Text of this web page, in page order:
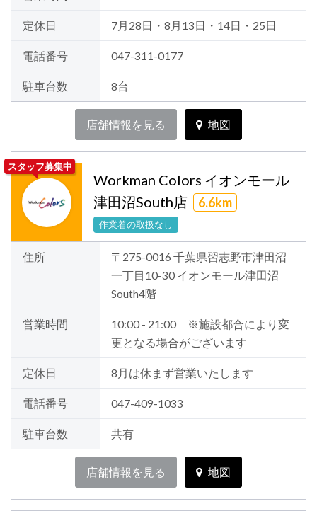
定休日 7月28日・8月13日・14日・25日
電話番号 047-311-0177
駐車台数 8台
店舗情報を見る 地図
スタッフ募集中
Workman Colors イオンモール
津田沼South店
6.6km
作業着の取扱なし
住所
〒275-0016 千葉県習志野市津田沼
一丁目10-30 イオンモール津田沼
South4階
営業時間
10:00 - 21:00 ※施設都合により変
更となる場合がございます
定休日 8月は休まず営業いたします
電話番号 047-409-1033
駐車台数 共有
店舗情報を見る 地図